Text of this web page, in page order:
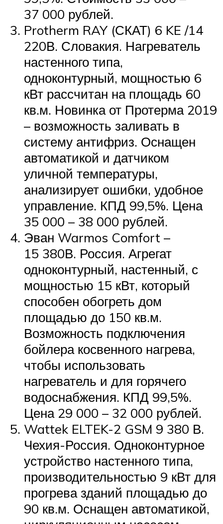
37 000 рублей.
Protherm RAY (СКАТ) 6 KE /14
220В. Словакия. Нагреватель
настенного типа,
одноконтурный, мощностью 6
кВт рассчитан на площадь 60
кв.м. Новинка от Протерма 2019
– возможность заливать в
систему антифриз. Оснащен
автоматикой и датчиком
уличной температуры,
анализирует ошибки, удобное
управление. КПД 99,5%. Цена
35 000 – 38 000 рублей.
Эван Warmos Comfort –
15 380В. Россия. Агрегат
одноконтурный, настенный, с
мощностью 15 кВт, который
способен обогреть дом
площадью до 150 кв.м.
Возможность подключения
бойлера косвенного нагрева,
чтобы использовать
нагреватель и для горячего
водоснабжения. КПД 99,5%.
Цена 29 000 – 32 000 рублей.
Wattek ELTEK-2 GSM 9 380 В.
Чехия-Россия. Одноконтурное
устройство настенного типа,
производительностью 9 кВт для
прогрева зданий площадью до
90 кв.м. Оснащен автоматикой,